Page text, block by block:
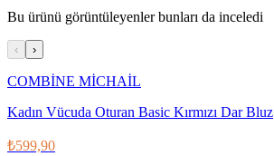
Bu ürünü görüntüleyenler bunları da inceledi
‹ ›
COMBİNE MİCHAİL
Kadın Vücuda Oturan Basic Kırmızı Dar Bluz
₺599,90